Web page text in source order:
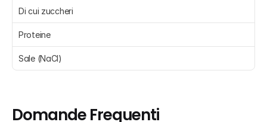
Di cui zuccheri
Proteine
Sale (NaCl)
Domande Frequenti